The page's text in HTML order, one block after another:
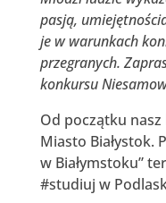
pasją,
je w warunkach
przegranych.
konkursu
Od początku
Miasto Białystok.
w Białymstoku”
#studiuj w